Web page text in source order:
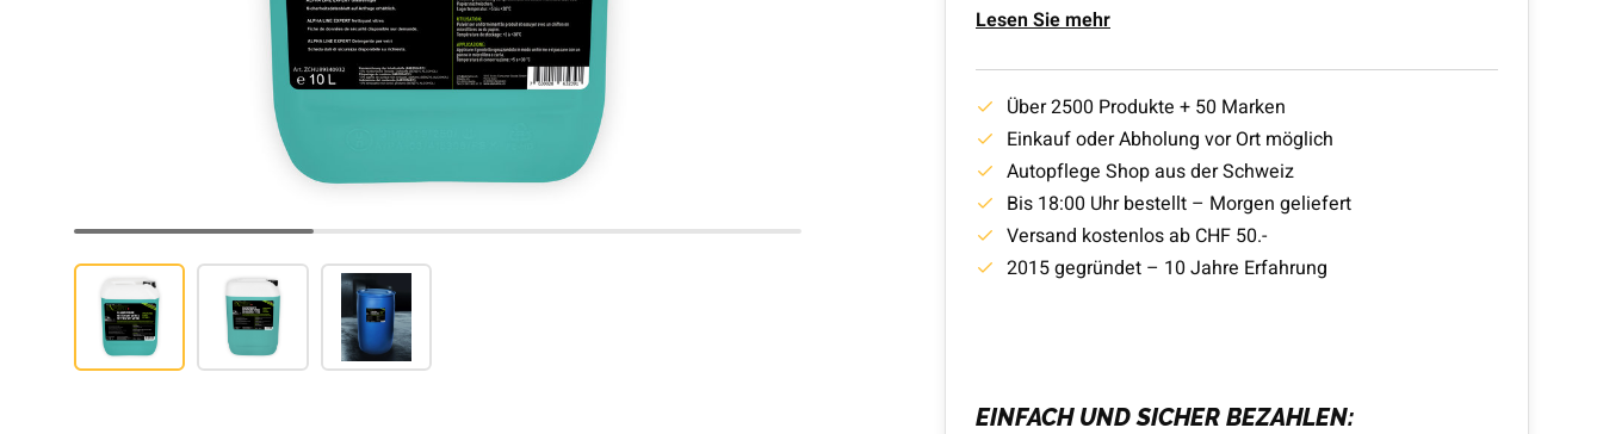
Lesen Sie mehr
Über 2500 Produkte + 50 Marken
Einkauf oder Abholung vor Ort möglich
Autopflege Shop aus der Schweiz
Bis 18:00 Uhr bestellt – Morgen geliefert
Versand kostenlos ab CHF 50.-
2015 gegründet – 10 Jahre Erfahrung
EINFACH UND SICHER BEZAHLEN: